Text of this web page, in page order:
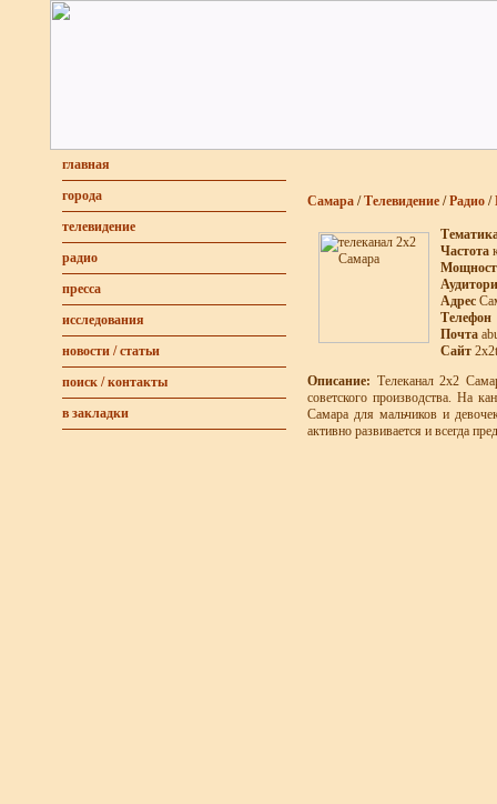
главная
города
телевидение
радио
пресса
исследования
новости / статьи
поиск / контакты
в закладки
Самара /Телевидение /Радио /
Частота
Адрес
Телефон
Почта
Сайт
Описание: Телеканал 2х2
советского производства. На
Самара для мальчиков и
активно развивается и всегда